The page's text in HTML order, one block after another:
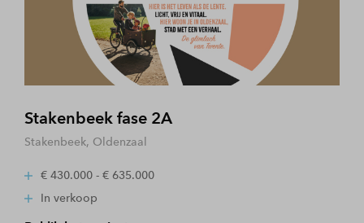
Stakenbeek fase 2A
Stakenbeek, Oldenzaal
€ 430.000 - € 635.000
In verkoop